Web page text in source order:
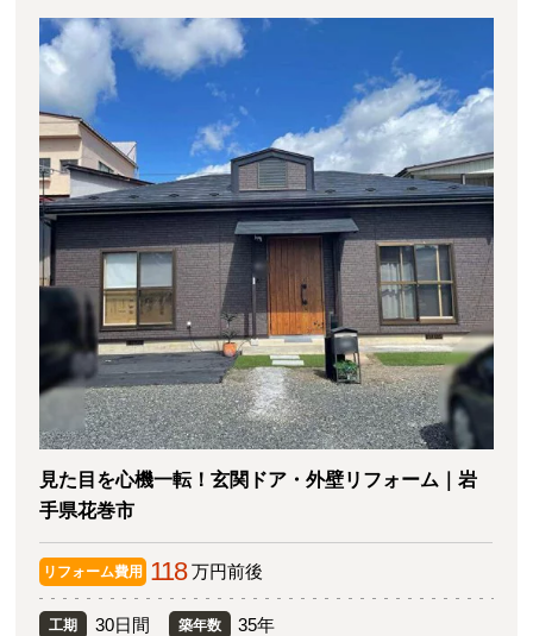
見た目を心機一転！玄関ドア・外壁リフォーム｜岩
手県花巻市
リフォーム費用 118 万円前後
工期 30日間 築年数 35年